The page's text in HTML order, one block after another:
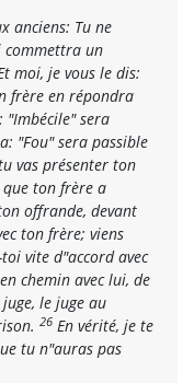
anciens: Tu ne
commettra un
moi, je vous le dis:
frère en répondra
sera
"Fou" sera passible
vas présenter ton
ton frère a
offrande, devant
ton frère; viens
vite d"accord avec
chemin avec lui, de
le juge au
26 En vérité, je te
tu n"auras pas